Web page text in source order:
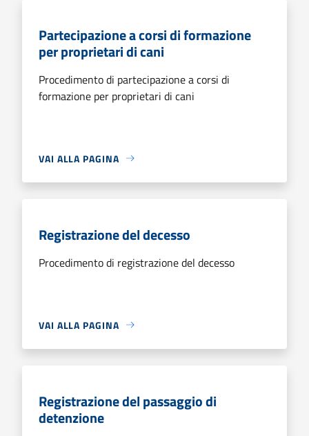
Partecipazione a corsi di formazione
per proprietari di cani
Procedimento di partecipazione a corsi di
formazione per proprietari di cani
VAI ALLA PAGINA
Registrazione del decesso
Procedimento di registrazione del decesso
VAI ALLA PAGINA
Registrazione del passaggio di
detenzione